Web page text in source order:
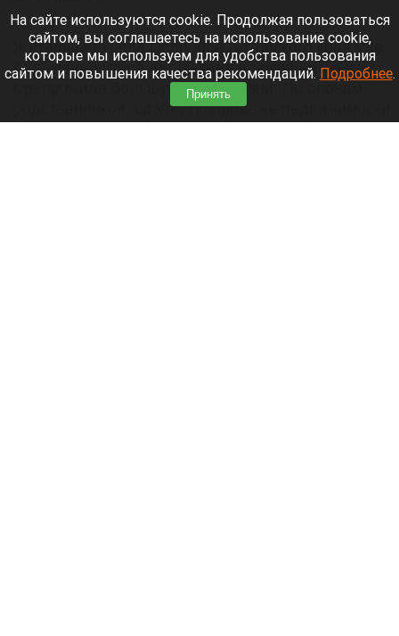
6 августа 2026 в 10:10
Жительница села Целинное Алтайского края уже
больше полутора лет пытается сохранить дом,
где прожила большую часть жизни. По словам
родственников, сделку по продаже недвижимости
На сайте используются cookie. Продолжая пользоваться
сайтом, вы соглашаетесь на использование cookie,
которые мы используем для удобства пользования
сайтом и повышения качества рекомендаций. Подробнее.
Принять